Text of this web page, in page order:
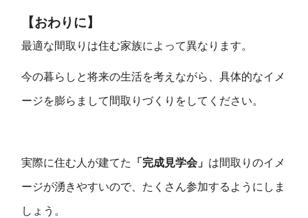
【おわりに】
最適な間取りは住む家族によって異なります。
今の暮らしと将来の生活を考えながら、具体的なイメ
ージを膨らまして間取りづくりをしてください。
実際に住む人が建てた 「完成見学会」 は間取りのイメ
ージが湧きやすいので、たくさん参加するようにしま
しょう。